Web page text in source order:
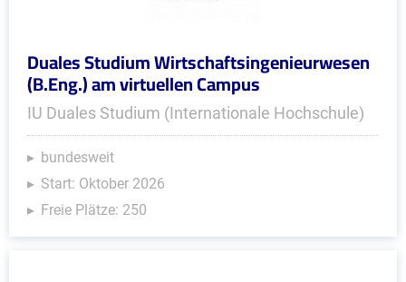
Duales Studium Wirtschaftsingenieurwesen
(B.Eng.) am virtuellen Campus
IU Duales Studium (Internationale Hochschule)
bundesweit
Start: Oktober 2026
Freie Plätze: 250